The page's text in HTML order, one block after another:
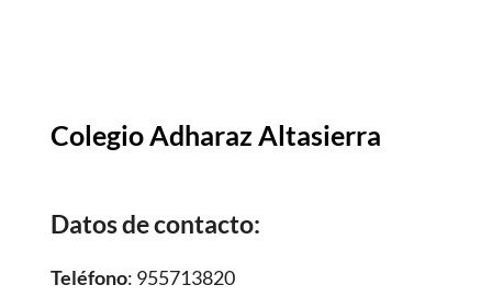
Colegio Adharaz Altasierra
Datos de contacto:
Teléfono: 955713820